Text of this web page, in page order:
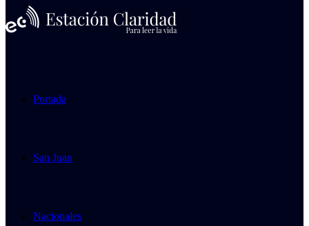
Portada
San Juan
Nacionales